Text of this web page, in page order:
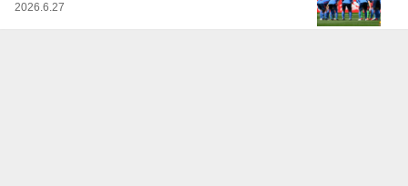
2026.6.27